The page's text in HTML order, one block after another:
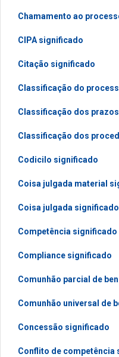
Chamamento ao
CIPA significado
Citação significado
Classificação do
Classificação dos
Classificação dos
Codicilo significado
Coisa julgada material
Coisa julgada significado
Competência significado
Compliance significado
Comunhão parcial de
Comunhão universal de
Concessão significado
Conflito de competência